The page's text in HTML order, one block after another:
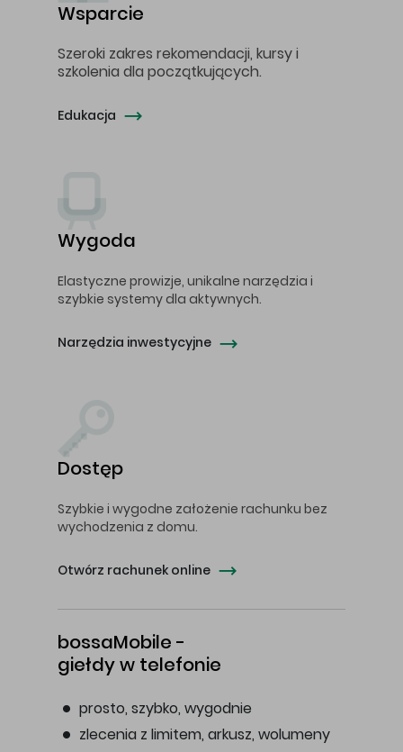
Wsparcie
Szeroki zakres rekomendacji, kursy i
szkolenia dla początkujących.
Edukacja
Wygoda
Elastyczne prowizje, unikalne narzędzia i
szybkie systemy dla aktywnych.
Narzędzia inwestycyjne
Dostęp
Szybkie i wygodne założenie rachunku bez
wychodzenia z domu.
Otwórz rachunek online
bossaMobile -
giełdy w telefonie
prosto, szybko, wygodnie
zlecenia z limitem, arkusz, wolumeny